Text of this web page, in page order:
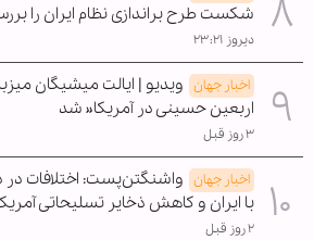
شکست طرح براندازی نظام ایران را
دیروز ۲۳:۲۱
اخبار جهان ویدیو | ایالت میشیگان
اربعین حسینی در آمریکا« شد
۳ روز قبل
اخبار جهان واشنگتن‌پست: اختلافات
با ایران و کاهش ذخایر تسلیحاتی
۲ روز قبل